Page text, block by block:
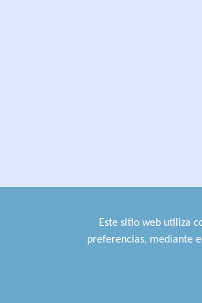
Este sitio web utiliza
preferencias, mediante